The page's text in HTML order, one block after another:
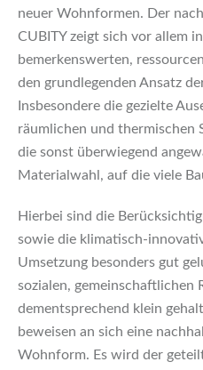
neuer Wohnformen. Der
CUBITY zeigt sich vor allem
bemerkenswerten,
den grundlegenden Ansatz
Insbesondere die gezielte
räumlichen und thermischen
die sonst überwiegend
Materialwahl, auf die viele
Hierbei sind die
sowie die klimatisch-
Umsetzung besonders gut
sozialen, gemeinschaftlichen
dementsprechend klein
beweisen an sich eine
Wohnform. Es wird der